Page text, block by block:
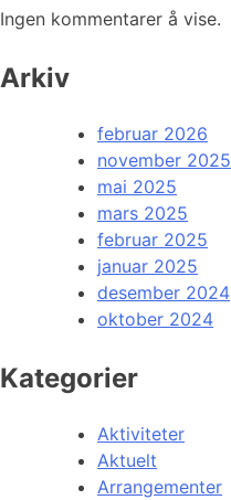
Ingen kommentarer å vise.
Arkiv
februar 2026
november 2025
mai 2025
mars 2025
februar 2025
januar 2025
desember 2024
oktober 2024
Kategorier
Aktiviteter
Aktuelt
Arrangementer